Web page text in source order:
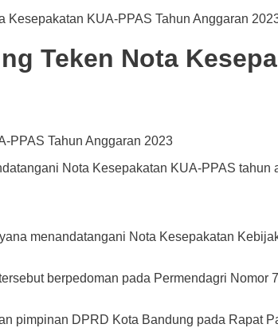
Kesepakatan KUA-PPAS Tahun Anggaran
Teken Nota
Nota Kesepakatan KUA-PPAS
menandatangani Nota Kesepakatan
berpedoman pada Permendagri
pimpinan DPRD Kota Bandung pada Rapat